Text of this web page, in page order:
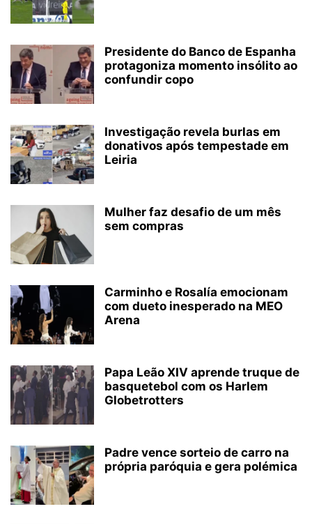
Presidente do Banco de Espanha
protagoniza momento insólito ao
confundir copo
Investigação revela burlas em
donativos após tempestade em
Leiria
Mulher faz desafio de um mês
sem compras
Carminho e Rosalía emocionam
com dueto inesperado na MEO
Arena
Papa Leão XIV aprende truque de
basquetebol com os Harlem
Globetrotters
Padre vence sorteio de carro na
própria paróquia e gera polémica